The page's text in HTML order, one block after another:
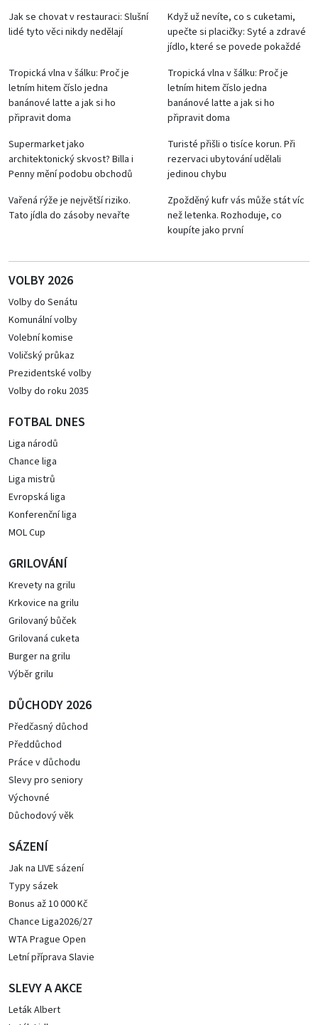
Jak se chovat v restauraci: Slušní
lidé tyto věci nikdy nedělají
Když už nevíte, co s cuketami,
upečte si placičky: Syté a zdravé
jídlo, které se povede pokaždé
Tropická vlna v šálku: Proč je
letním hitem číslo jedna
banánové latte a jak si ho
připravit doma
Tropická vlna v šálku: Proč je
letním hitem číslo jedna
banánové latte a jak si ho
připravit doma
Supermarket jako
architektonický skvost? Billa i
Penny mění podobu obchodů
Turisté přišli o tisíce korun. Při
rezervaci ubytování udělali
jedinou chybu
Vařená rýže je největší riziko.
Tato jídla do zásoby nevařte
Zpožděný kufr vás může stát víc
než letenka. Rozhoduje, co
koupíte jako první
VOLBY 2026
Volby do Senátu
Komunální volby
Volební komise
Voličský průkaz
Prezidentské volby
Volby do roku 2035
FOTBAL DNES
Liga národů
Chance liga
Liga mistrů
Evropská liga
Konferenční liga
MOL Cup
GRILOVÁNÍ
Krevety na grilu
Krkovice na grilu
Grilovaný bůček
Grilovaná cuketa
Burger na grilu
Výběr grilu
DŮCHODY 2026
Předčasný důchod
Předdůchod
Práce v důchodu
Slevy pro seniory
Výchovné
Důchodový věk
SÁZENÍ
Jak na LIVE sázení
Typy sázek
Bonus až 10 000 Kč
Chance Liga2026/27
WTA Prague Open
Letní příprava Slavie
SLEVY A AKCE
Leták Albert